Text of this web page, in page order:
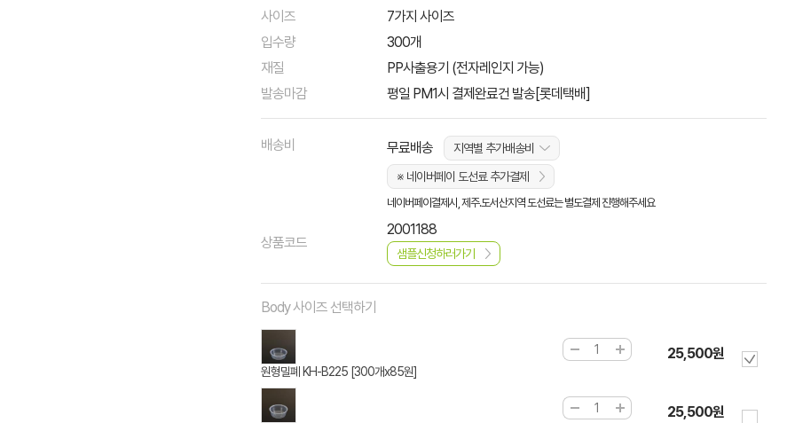
사이즈
7가지 사이즈
입수량
300개
재질
PP사출용기 (전자레인지 가능)
발송마감
평일 PM1시 결제완료건 발송[롯데택배]
배송비 무료배송
지역별 추가배송비
※ 네이버페이 도선료 추가결제
네이버페이결제시, 제주.도서산지역 도선료는 별도결제 진행해주세요
상품코드
2001188
샘플신청하러가기
Body 사이즈 선택하기
원형밀폐 KH-B225 [300개x85원]
25,500원
25,500원